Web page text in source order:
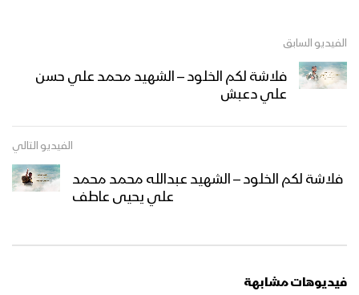
الفيديو السابق
فلاشة لكم الخلود – الشهيد محمد علي حسن
علي دعبش
الفيديو التالي
فلاشة لكم الخلود – الشهيد عبدالله محمد محمد
علي يحيى عاطف
فيديوهات مشابهة